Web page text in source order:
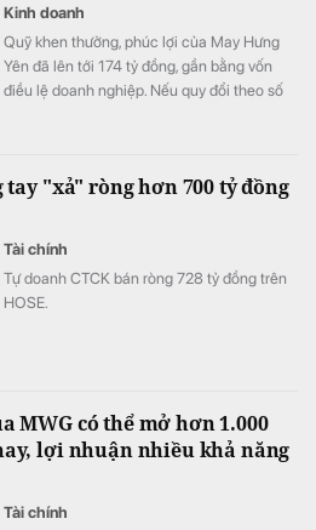
Kinh doanh
Quỹ khen thưởng, phúc lợi của May Hưng
Yên đã lên tới 174 tỷ đồng, gần bằng vốn
điều lệ doanh nghiệp. Nếu quy đổi theo số
"xả" ròng hơn 700 tỷ đồng
Tài chính
Tự doanh CTCK bán ròng 728 tỷ đồng trên
HOSE.
MWG có thể mở hơn 1.000
lợi nhuận nhiều khả năng
Tài chính